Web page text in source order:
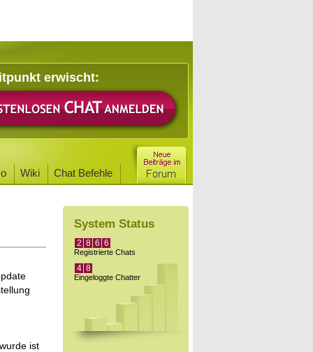
erwischt:
Wiki Chat Befehle
ist
System Status
2 8 6 6
Registrierte Chats
4 8
Eingeloggte Chatter